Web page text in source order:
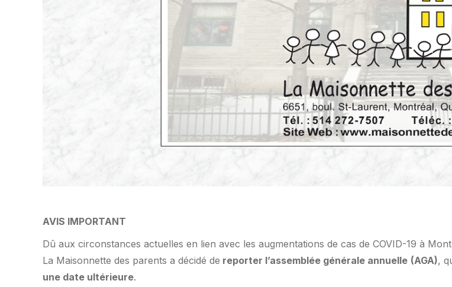
AVIS IMPORTANT
Dû aux circonstances actuelles en lien avec les augmentations de cas de COVID-19 à
La Maisonnette des parents a décidé de reporter l’assemblée générale annuelle (AGA),
une date ultérieure.